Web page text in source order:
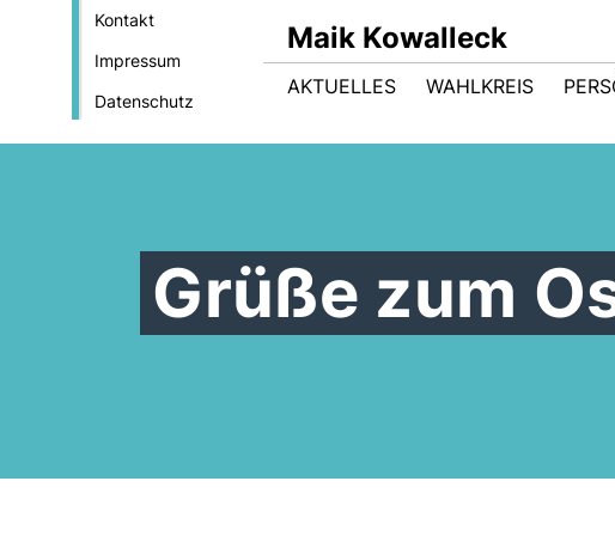
Kontakt
Impressum
Datenschutz
Maik Kowalleck
AKTUELLES WAHLKREIS
Grüße zum